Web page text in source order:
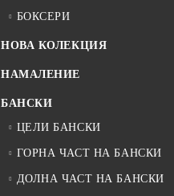
БОКСЕРИ
НОВА КОЛЕКЦИЯ
НАМАЛЕНИЕ
БАНСКИ
ЦЕЛИ БАНСКИ
ГОРНА ЧАСТ НА БАНСКИ
ДОЛНА ЧАСТ НА БАНСКИ